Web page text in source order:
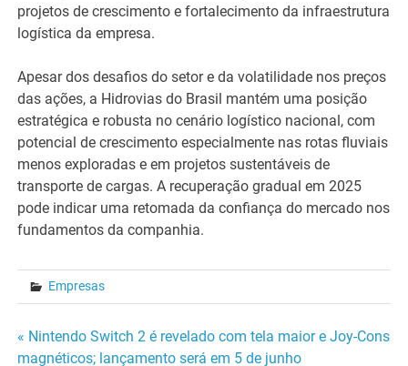
projetos de crescimento e fortalecimento da infraestrutura
logística da empresa.
Apesar dos desafios do setor e da volatilidade nos preços
das ações, a Hidrovias do Brasil mantém uma posição
estratégica e robusta no cenário logístico nacional, com
potencial de crescimento especialmente nas rotas fluviais
menos exploradas e em projetos sustentáveis de
transporte de cargas. A recuperação gradual em 2025
pode indicar uma retomada da confiança do mercado nos
fundamentos da companhia.
Empresas
Navegação
« Nintendo Switch 2 é revelado com tela maior e Joy-Cons
magnéticos; lançamento será em 5 de junho